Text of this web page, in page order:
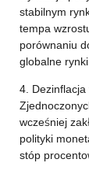
stabilnym
tempa
porównaniu
globalne
4.
wcześniej
polityki
stóp